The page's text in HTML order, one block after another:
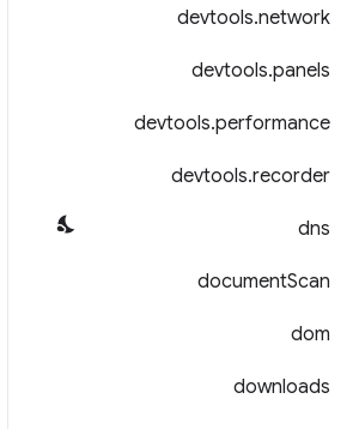
devtools.network
devtools.panels
devtools.performance
devtools.recorder
dns
documentScan
dom
downloads